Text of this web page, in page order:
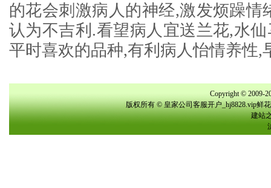
的花会刺激病人的神经,激发烦躁情
认为不吉利.看望病人宜送兰花,水
平时喜欢的品种,有利病人怡情养性,
Copyright © 2009-
版权所有 © 皇家公司客服开户_hj8828.vip鲜
建站